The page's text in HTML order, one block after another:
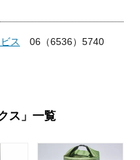
ス 06（6536）5740
ス」一覧